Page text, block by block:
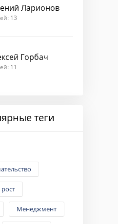
Ларионов
13
Горбач
11
теги
Менеджмент